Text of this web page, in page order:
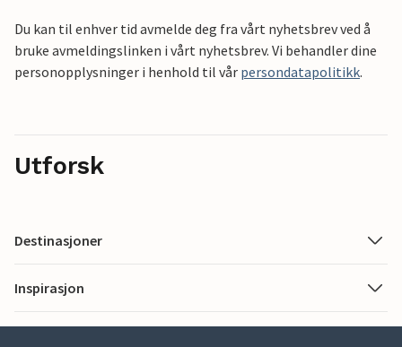
Du kan til enhver tid avmelde deg fra vårt nyhetsbrev ved å
bruke avmeldingslinken i vårt nyhetsbrev. Vi behandler dine
personopplysninger i henhold til vår persondatapolitikk.
Utforsk
Destinasjoner
Inspirasjon